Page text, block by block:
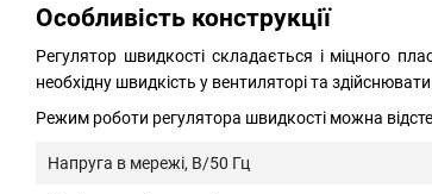
Особливість конструкції
Регулятор швидкості складається і міцного
необхідну швидкість у вентиляторі та
Режим роботи регулятора швидкості можна
Напруга в мережі, В/50 Гц